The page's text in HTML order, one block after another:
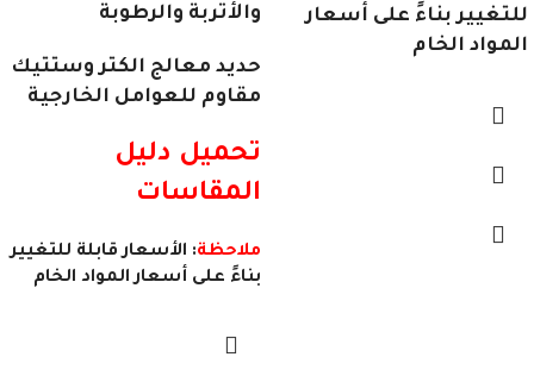
للتغيير بناءً على أسعار
المواد الخام
والأتربة والرطوبة
حديد معالج الكتر وستتيك
مقاوم للعوامل الخارجية
تحميل دليل
المقاسات
ملاحظة: الأسعار قابلة للتغيير
بناءً على أسعار المواد الخام